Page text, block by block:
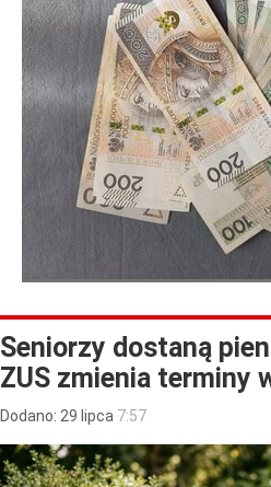
Seniorzy dostaną
ZUS zmienia terminy
Dodano: 29 lipca 7:57